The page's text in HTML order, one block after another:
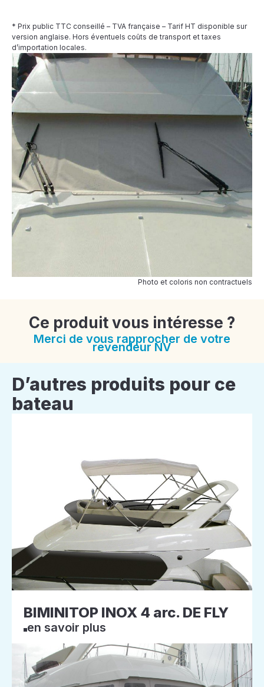
* Prix public TTC conseillé – TVA française – Tarif HT disponible sur
version anglaise. Hors éventuels coûts de transport et taxes
d’importation locales.
Photo et coloris non contractuels
Ce produit vous intéresse ?
Merci de vous rapprocher de votre
revendeur NV
D’autres produits pour ce
bateau
BIMINITOP INOX 4 arc. DE FLY
en savoir plus